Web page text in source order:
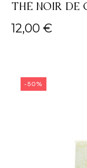
THÉ NOIR DE
12,00 €
-50%